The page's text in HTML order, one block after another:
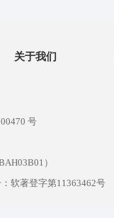
关于我们
号
）
软著登字第11363462号